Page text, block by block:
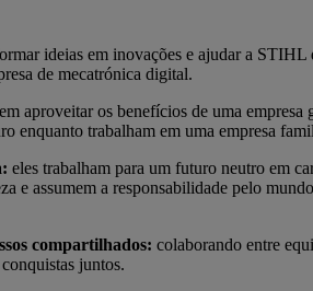
ideias em inovações e ajudar a STIHL
de mecatrónica digital.
aproveitar os benefícios de uma empresa
enquanto trabalham em uma empresa
eles trabalham para um futuro neutro em
e assumem a responsabilidade pelo
compartilhados: colaborando entre
juntos.